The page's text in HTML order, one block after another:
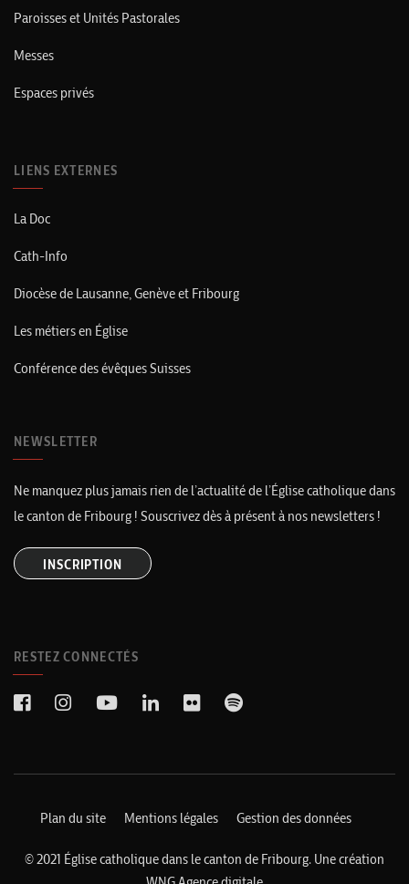
Paroisses et Unités Pastorales
Messes
Espaces privés
LIENS EXTERNES
La Doc
Cath-Info
Diocèse de Lausanne, Genève et Fribourg
Les métiers en Église
Conférence des évêques Suisses
NEWSLETTER
Ne manquez plus jamais rien de l’actualité de l’Église catholique dans
le canton de Fribourg ! Souscrivez dès à présent à nos newsletters !
INSCRIPTION
RESTEZ CONNECTÉS
Plan du site Mentions légales Gestion des données
© 2021 Église catholique dans le canton de Fribourg. Une création